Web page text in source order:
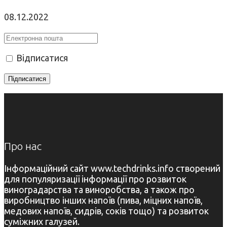
08.12.2022
Відписатися
Про нас
Інформаційний сайт www.techdrinks.info створений
для популяризації інформації про розвиток
виноградарства та виноробства, а також про
виробництво інших напоїв (пива, міцних напоїв,
медових напоїв, сидрів, соків тощо) та розвиток
суміжних галузей.